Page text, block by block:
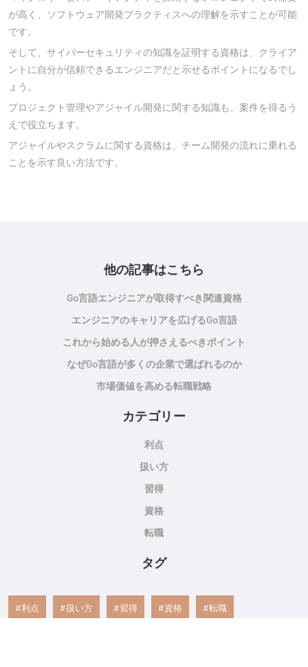
が高く、ソフトウェア開発プラクティスへの理解を示すことが可能
です。
そして、サイバーセキュリティの知識を証明する資格は、クライア
ントに自分が信頼できるエンジニアだと示せるポイントになるでし
ょう。
プロジェクト管理やアジャイル開発に関する知識も、案件を得るう
えで役立ちます。
アジャイルやスクラムに関する資格は、チーム開発の流れに乗れる
ことを示す良い方法です。
他の記事はこちら
Go言語エンジニアが取得すべき関連資格
エンジニアのキャリアを広げるGo言語
これから始める人が押さえるべきポイント
なぜGo言語が多くの企業で選ばれるのか
市場価値を高める転職戦略
カテゴリー
利点
扱い方
習得
資格
転職
タグ
利点 扱い方 習得 資格 転職